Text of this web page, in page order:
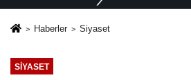
Haberler Siyaset
SIYASET